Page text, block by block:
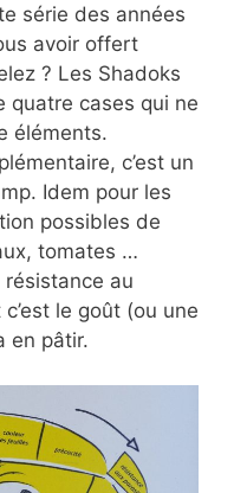
série des années
avoir offert
? Les Shadoks
quatre cases qui ne
éléments.
c’est un
Idem pour les
possibles de
tomates …
au
le goût (ou une
en pâtir.